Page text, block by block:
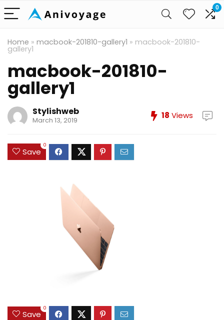
0
Home » macbook-201810-gallery1 » macbook-201810-
gallery1
macbook-201810-
gallery1
Stylishweb
March 13, 2019 18 Views
Save
0
Save
0